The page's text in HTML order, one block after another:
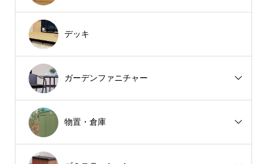
デッキ
ガーデンファニチャー
物置・倉庫